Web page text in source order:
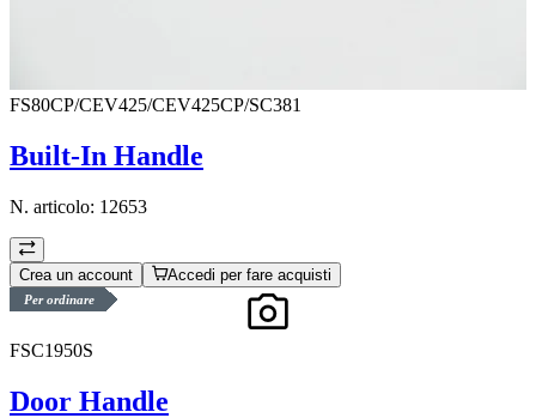
FS80CP/CEV425/CEV425CP/SC381
Built-In Handle
N. articolo: 12653
Crea un account Accedi per fare acquisti
Per ordinare
FSC1950S
Door Handle